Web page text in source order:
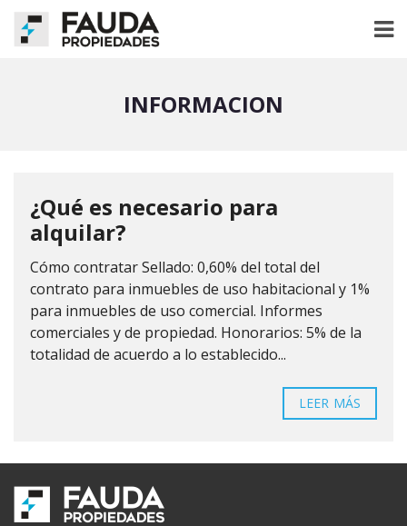
INFORMACION
¿Qué es necesario para
alquilar?
Cómo contratar Sellado: 0,60% del total del
contrato para inmuebles de uso habitacional y 1%
para inmuebles de uso comercial. Informes
comerciales y de propiedad. Honorarios: 5% de la
totalidad de acuerdo a lo establecido...
LEER MÁS